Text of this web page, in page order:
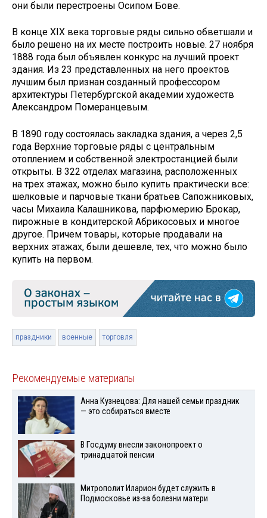
они были перестроены Осипом Бове.
В конце XIX века торговые ряды сильно обветшали и
было решено на их месте построить новые. 27 ноября
1888 года был объявлен конкурс на лучший проект
здания. Из 23 представленных на него проектов
лучшим был признан созданный профессором
архитектуры Петербургской академии художеств
Александром Померанцевым.
В 1890 году состоялась закладка здания, а через 2,5
года Верхние торговые ряды с центральным
отоплением и собственной электростанцией были
открыты. В 322 отделах магазина, расположенных
на трех этажах, можно было купить практически все:
шелковые и парчовые ткани братьев Сапожниковых,
часы Михаила Калашникова, парфюмерию Брокар,
пирожные в кондитерской Абрикосовых и многое
другое. Причем товары, которые продавали на
верхних этажах, были дешевле, тех, что можно было
купить на первом.
праздники военные торговля
Рекомендуемые материалы
Анна Кузнецова: Для нашей семьи праздник
— это собираться вместе
В Госдуму внесли законопроект о
тринадцатой пенсии
Митрополит Иларион будет служить в
Подмосковье из-за болезни матери